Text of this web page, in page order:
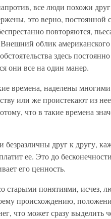
все люди похожи
это верно, постоянной
повторяются,
облик
здесь
они все на один манер.
времена, наделены
или же проистекают из
что в такие времена
безразличны друг к другу,
ее. Это до
его ценность.
старыми понятиями, исчез,
происхождению,
что может сразу выделить